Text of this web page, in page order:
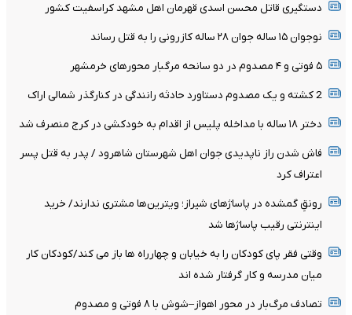
دستگیری قاتل محسن اسدی قهرمان اهل مشهد کراسفیت کشور
نوجوان ۱۵ ساله جوان ۲۸ ساله کازرونی را به قتل رساند
۵ فوتی و ۴ مصدوم در دو سانحه مرگبار محورهای خرمشهر
2 کشته و یک مصدوم دستاورد حادثه رانندگی در کنارگذر شمالی اراک
دختر ۱۸ ساله با مداخله پلیس از اقدام به خودکشی در کرج منصرف شد
فاش شدن راز ناپدیدی جوان اهل شهرستان شاهرود / پدر به قتل پسر
اعتراف کرد
رونقِ گمشده در پاساژهای شیراز؛ ویترین‌ها مشتری ندارند/ خرید
اینترنتی رقیب پاساژها شد
وقتی فقر پای کودکان را به خیابان و چهارراه ها باز می کند/کودکان کار
میان مدرسه و کار گرفتار شده اند
تصادف مرگ‌بار در محور اهواز–شوش با ۸ فوتی و مصدوم